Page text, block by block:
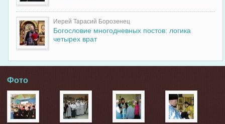
Иерей Тарасий Борозенец
Богословие многодневных постов: логика
четырех врат
Фото